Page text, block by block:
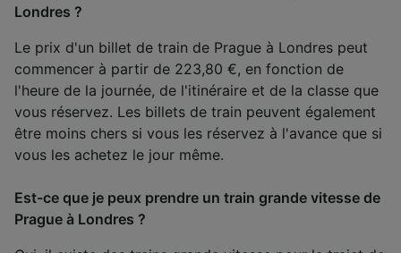
Londres ?
Le prix d'un billet de train de Prague à Londres peut
commencer à partir de 223,80 €, en fonction de
l'heure de la journée, de l'itinéraire et de la classe que
vous réservez. Les billets de train peuvent également
être moins chers si vous les réservez à l'avance que si
vous les achetez le jour même.
Est-ce que je peux prendre un train grande vitesse de
Prague à Londres ?